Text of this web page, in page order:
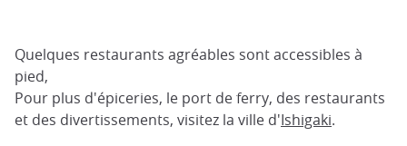
Quelques restaurants agréables sont accessibles à
pied,
Pour plus d'épiceries, le port de ferry, des restaurants
et des divertissements, visitez la ville d'Ishigaki.